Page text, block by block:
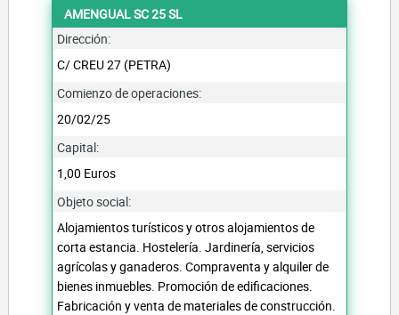
AMENGUAL SC 25 SL
Dirección:
C/ CREU 27 (PETRA)
Comienzo de operaciones:
20/02/25
Capital:
1,00 Euros
Objeto social:
Alojamientos turísticos y otros alojamientos de
corta estancia. Hostelería. Jardinería, servicios
agrícolas y ganaderos. Compraventa y alquiler de
bienes inmuebles. Promoción de edificaciones.
Fabricación y venta de materiales de construcción.